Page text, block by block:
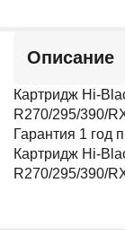
Описание
Картридж Hi-
R270/295/390/
Гарантия 1 год
Картридж Hi-
R270/295/390/